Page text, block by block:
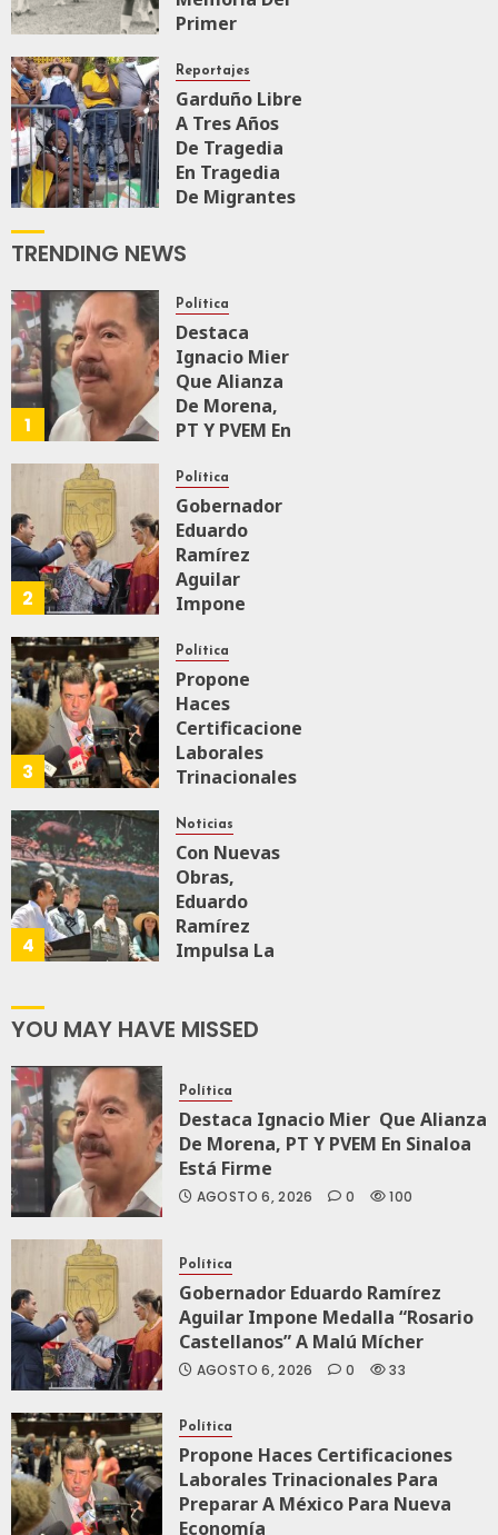
Primer
Femenil Que
Llenó El
Estadio
Azteca
JULIO 19, 2026
0
208
Reportajes
Garduño Libre
A Tres Años
De Tragedia
En Tragedia
De Migrantes
TRENDING NEWS
1
Política
Destaca
Ignacio Mier
Que Alianza
De Morena,
PT Y PVEM En
Firme
AGOSTO 6, 2026
0
100
2
Política
Gobernador
Eduardo
Ramírez
Aguilar
Impone
“Rosario
Castellanos”
A
Malú Mícher
AGOSTO 6, 2026
3
Política
Propone
Haces
Certificaciones
Laborales
Trinacionales
A México Para
Nueva
Economía
AGOSTO 5, 2026
0
61
4
Noticias
Con Nuevas
Obras,
Eduardo
Ramírez
Impulsa La
ZooMAT
YOU MAY HAVE MISSED
Política
Destaca Ignacio Mier Que Alianza
De Morena, PT Y PVEM En Sinaloa
Está Firme
AGOSTO 6, 2026 0 100
Política
Gobernador Eduardo Ramírez
Aguilar Impone Medalla “Rosario
Castellanos” A Malú Mícher
AGOSTO 6, 2026 0 33
Política
Propone Haces Certificaciones
Laborales Trinacionales Para
Preparar A México Para Nueva
Economía